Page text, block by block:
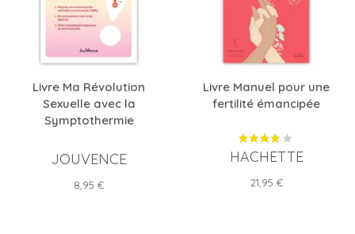
Livre Ma Révolution
Sexuelle avec la
Symptothermie
JOUVENCE
Prix
8,95 €
Livre Manuel pour une
fertilité émancipée
HACHETTE
Prix
21,95 €